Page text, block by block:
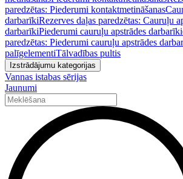
paredzētas: Piederumi kontaktmetināšanas
darbarīkiRezerves daļas paredzētas: Cauruļu
darbarīkiPiederumi cauruļu apstrādes
paredzētas: Piederumi cauruļu apstrādes
palīgelementiTālvadības pultis
Izstrādājumu kategorijas
Vannas istabas sērijas
Jaunumi